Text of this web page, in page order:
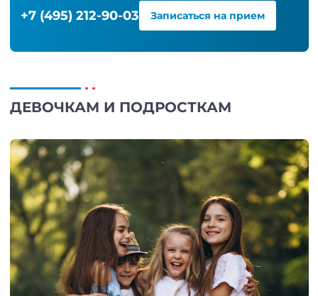
+7 (495) 212-90-03 Записаться на прием
ДЕВОЧКАМ И ПОДРОСТКАМ